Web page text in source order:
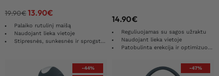
19.90€13.90€
Palaiko rutulinį maišą
Naudojant lieka vietoje
Stipresnės, sunkesnės ir sprogstamesnės erekcijos
14.90€
Reguliuojamas su sagos užraktu
Naudojant lieka vietoje
Patobulinta erekcija ir optimizuota ištvermė
-44% -47%